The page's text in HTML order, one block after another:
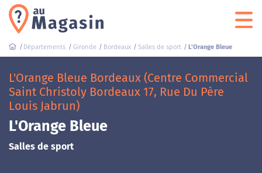
Départements Gironde Bordeaux Salles de sport L'Orange Bleue
L'Orange Bleue Bordeaux (Centre Commercial
Saint Christoly Bordeaux 17, Rue Du Père
Louis Jabrun)
L'Orange Bleue
Salles de sport